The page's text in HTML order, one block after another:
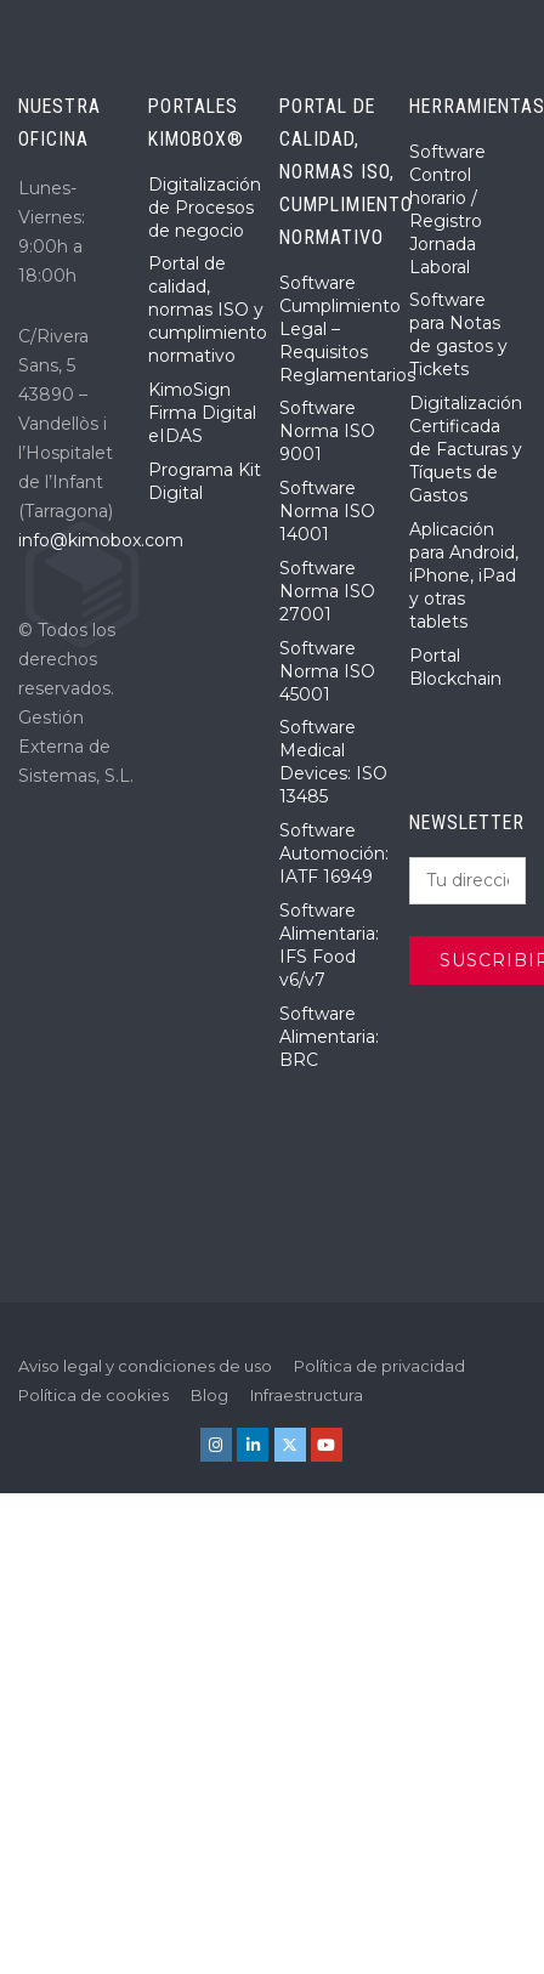
NUESTRA
OFICINA
Lunes-
Viernes:
9:00h a
18:00h
C/Rivera
Sans, 5
43890 –
Vandellòs i
l’Hospitalet
de l’Infant
(Tarragona)
info@kimobox.com
© Todos los
derechos
reservados.
Gestión
Externa de
Sistemas, S.L.
PORTALES
KIMOBOX®
Digitalización
de Procesos
de negocio
Portal de
calidad,
normas ISO y
cumplimiento
normativo
KimoSign
Firma Digital
eIDAS
Programa Kit
Digital
PORTAL DE
CALIDAD,
NORMAS ISO,
CUMPLIMIENTO
NORMATIVO
Software
Cumplimiento
Legal –
Requisitos
Reglamentarios
Software
Norma ISO
9001
Software
Norma ISO
14001
Software
Norma ISO
27001
Software
Norma ISO
45001
Software
Medical
Devices: ISO
13485
Software
Automoción:
IATF 16949
Software
Alimentaria:
IFS Food
v6/v7
Software
Alimentaria:
BRC
Software
Control
horario /
Registro
Jornada
Laboral
Software
para Notas
de gastos y
Tickets
Digitalización
Certificada
de Facturas y
Tíquets de
Gastos
Aplicación
para Android,
iPhone, iPad
y otras
tablets
Portal
Blockchain
NEWSLETTER
Aviso legal y condiciones de uso
Política de privacidad
Política de cookies
Blog Infraestructura